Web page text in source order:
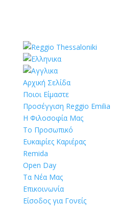
Αρχική Σελίδα
Ποιοι Είμαστε
Προσέγγιση Reggio Emilia
Η Φιλοσοφία Μας
Το Προσωπικό
Ευκαιρίες Καριέρας
Remida
Open Day
Τα Νέα Μας
Επικοινωνία
Είσοδος για Γονείς